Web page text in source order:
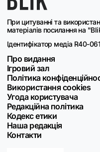
При цитуванні та
матеріалів посилання на
Ідентифікатор медіа R40-
Про видання
Ігровий зал
Політика
Використання cookies
Угода користувача
Редакційна політика
Кодекс етики
Наша редакція
Контакти